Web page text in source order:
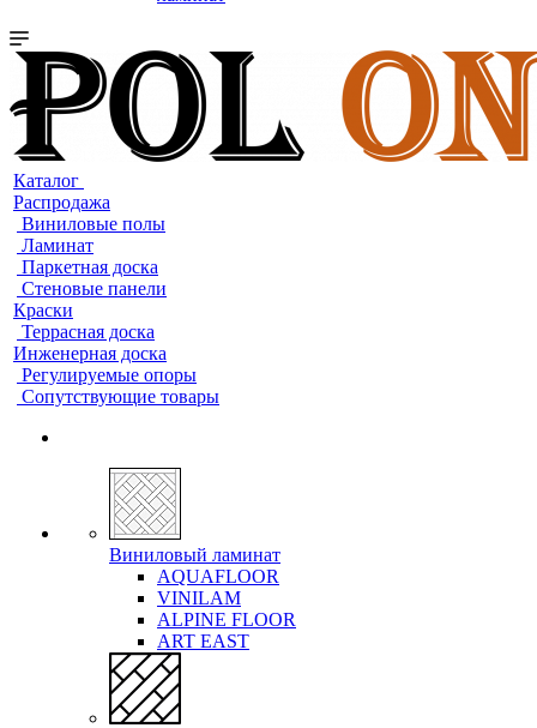
Каталог
Распродажа
Виниловые полы
Ламинат
Паркетная доска
Стеновые панели
Краски
Террасная доска
Инженерная доска
Регулируемые опоры
Сопутствующие товары
Виниловый ламинат
AQUAFLOOR
VINILAM
ALPINE FLOOR
ART EAST